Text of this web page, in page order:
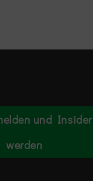
und Insider
werden